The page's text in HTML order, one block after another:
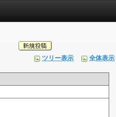
ツリー表示
全体表示